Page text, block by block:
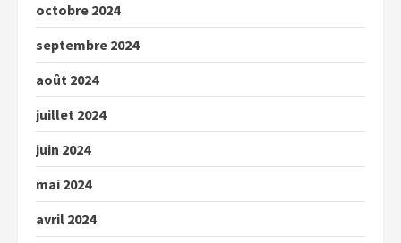
octobre 2024
septembre 2024
août 2024
juillet 2024
juin 2024
mai 2024
avril 2024